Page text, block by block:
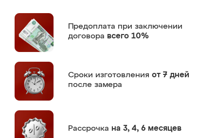
Предоплата при заключении
договора всего 10%
Сроки изготовления от 7 дней
после замера
Рассрочка на 3, 4, 6 месяцев